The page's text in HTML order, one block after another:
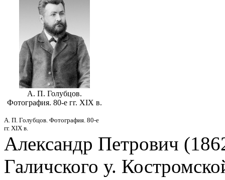
А. П. Голубцов.
Фотография. 80-е гг. XIX в.
А. П. Голубцов. Фотография. 80-е
гг. XIX в.
Александр Петрович
Галичского у.